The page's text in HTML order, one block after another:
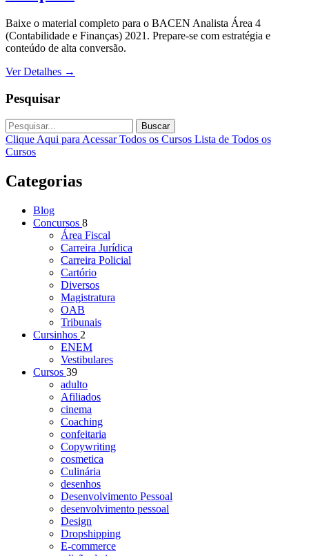
Baixe o material completo para o BACEN Analista Área 4
(Contabilidade e Finanças) 2021. Prepare-se com estratégia e
conteúdo de alta conversão.
Ver Detalhes →
Pesquisar
Buscar
Clique Aqui para Acessar Todos os Cursos Lista de Todos os
Cursos
Categorias
Blog
Concursos 8
Área Fiscal
Carreira Jurídica
Carreira Policial
Cartório
Diversos
Magistratura
OAB
Tribunais
Cursinhos 2
ENEM
Vestibulares
Cursos 39
adulto
Afiliados
cinema
Coaching
confeitaria
Copywriting
cosmetica
Culinária
desenhos
Desenvolvimento Pessoal
desenvolvimento pessoal
Design
Dropshipping
E-commerce